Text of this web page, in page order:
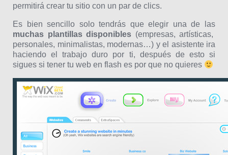
permitirá crear tu sitio con un par de clics.
Es bien sencillo solo tendrás que elegir una de las
muchas plantillas disponibles (empresas, artísticas,
personales, minimalistas, modernas…) y el asistente ira
haciendo el trabajo duro por ti, después de esto si
sigues si tener tu web en flash es por que no quieres